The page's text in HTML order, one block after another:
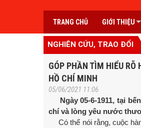
TRANG CHỦ GIỚI THIỆU
NGHIÊN CỨU, TRAO ĐỔI
GÓP PHẦN TÌM HIỂU
HỒ CHÍ MINH
05/06/2021 11:06
Ngày 05-6-1911, tại
chí và lòng yêu nước
Có thể nói rằng, cuộc